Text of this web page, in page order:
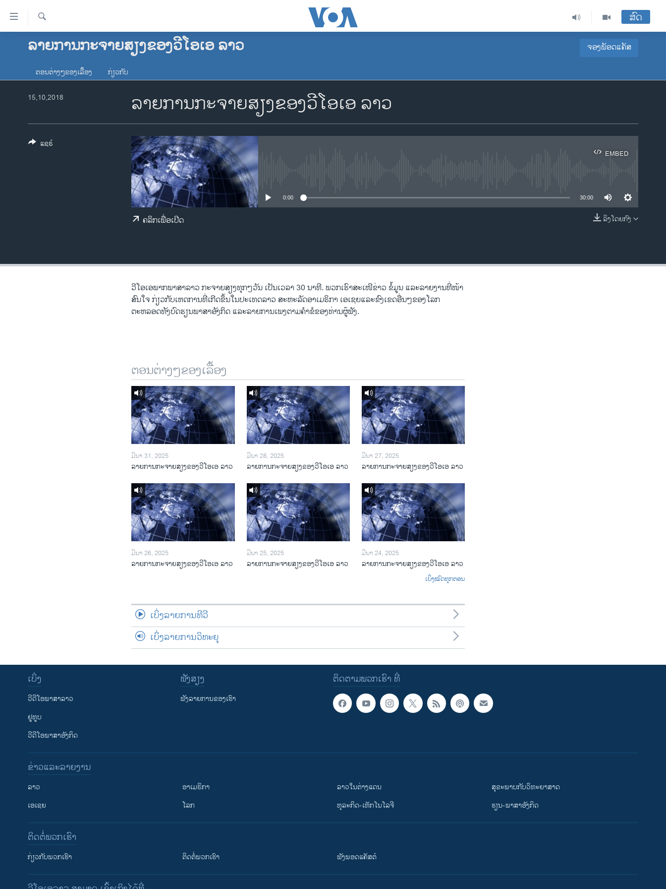
ລິ້ງ
ສຳຫລັບ
ຂ້າມ
ໂຮມເພຈ
ອາເມຣິກາ
ການເລືອກຕັ້ງ ປະທານາທີບໍດີ ສະຫະລັດ
ຂ່າວ​ຈີນ
ພາສາອັງກິດ
ສົດ
ລາຍການກະຈາຍສຽງຂອງວີໂອເອ ລາວ ຈອງພັອດແຄັສ
Apple Podcasts
ຈອງ
ຕອນຕ່າງໆຂອງເລື້ອງ ກ່ຽວກັບ
ລາຍການກະຈາຍສຽງຂອງວີໂອເອ ລາວ
15,10,2018
EMBED
EMBED
0:00 30:00
ລິງໂດຍກົງ
ຄລິກເພື່ອເປີດ
ແຊຣ໌
ວີ​ໂອ​ເອພາກ​ພາສາ​ລາວ​ ກະຈາຍສຽງ​ທຸກໆ​ວັນ ​ເປັນ​ເວລາ 30 ນາທີ. ພວກ​ເຮົາ​ສະ​ເໜີຂ່າວ ຂໍ້​ມູນ ​ແລະ​ລາຍ​ງານ​ທີ່​ໜ້າ​
ສົນ​ໃຈ ກ່ຽວກັບ​​ເຫດການ​​ທີ່​ເກີດ​ຂຶ້ນ​ໃນ​ປະ​ເທດ​ລາວ ສະຫະລັດ​ອ​າ​ເມ​ຣິ​ກາ ​ເອ​ເຊຍ​ແລະ​ຂົງເຂດ​ອື່ນໆ​ຂອງ​ໂລກ
ຕະຫລອດ​ທັງ​ບົດຮຽນ​ພາສາ​ອັງກິດ ​ແລະ​ລາຍການ​ເພງ​ຕາມ​ຄຳ​ຂໍ​ຂອງ​ທ່ານ​ຜູ້​ຟັງ.
ຕອນຕ່າງໆຂອງເລື້ອງ
ມີນາ 31, 2025
ລາຍການກະຈາຍສຽງຂອງວີໂອເອ ລາວ
ມີນາ 28, 2025
ລາຍການກະຈາຍສຽງຂອງວີໂອເອ ລາວ
ມີນາ 27, 2025
ລາຍການກະຈາຍສຽງຂອງວີໂອເອ ລາວ
ມີນາ 26, 2025
ລາຍການກະຈາຍສຽງຂອງວີໂອເອ ລາວ
ມີນາ 25, 2025
ລາຍການກະຈາຍສຽງຂອງວີໂອເອ ລາວ
ມີນາ 24, 2025
ລາຍການກະຈາຍສຽງຂອງວີໂອເອ ລາວ
ເບິ່ງໝົດທຸກຕອນ
ເບິ່ງລາຍການທີວີ
ເບິ່ງລາຍການວິທະຍຸ
ຕິດຕາມພວກເຮົາ ທີ່
ເບິ່ງ
ວີດີໂອພາສາລາວ
ຢູທູບ
ວີດີໂອພາສາອັງກິດ
ຟັງສຽງ
ຟັງລາຍການຂອງເຮົາ
ຂ່າວແລະລາຍງານ
ລາວ
ເອເຊຍ
ອາເມຣິກາ
ໂລກ
ລາວໃນຕ່າງແດນ
ທຸລະກິດ-ເທັກໂນໂລຈີ
ສຸຂະພາບກັບວິທະຍາສາດ
ຮຽນ-ພາສາອັງກິດ
ຕິດຕໍ່ພວກເຮົາ
ກ່ຽວກັບພວກເຮົາ ຕິດຕໍ່ພວກເຮົາ ຟັງພອດແຄັສຕ໌